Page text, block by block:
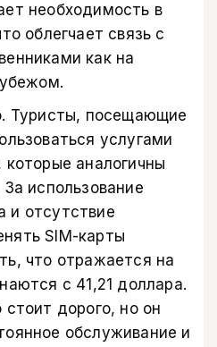
необходимость в
облегчает связь с
как на
Туристы, посещающие
услугами
которые аналогичны
использование
и отсутствие
SIM-карты
что отражается на
с 41,21 доллара.
стоит дорого, но он
обслуживание и